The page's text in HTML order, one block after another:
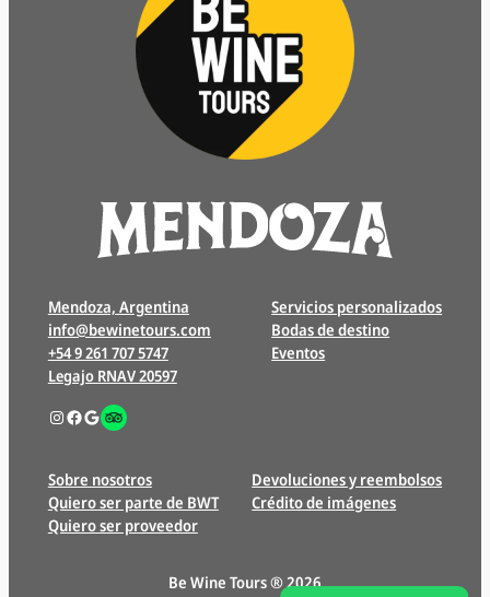
Mendoza, Argentina
info@bewinetours.com
+54 9 261 707 5747
Legajo RNAV 20597
Instagram
Facebook
Google
Enlace
Servicios personalizados
Bodas de destino
Eventos
Sobre nosotros
Quiero ser parte de BWT
Quiero ser proveedor
Devoluciones y reembolsos
Crédito de imágenes
Be Wine Tours ® 2026